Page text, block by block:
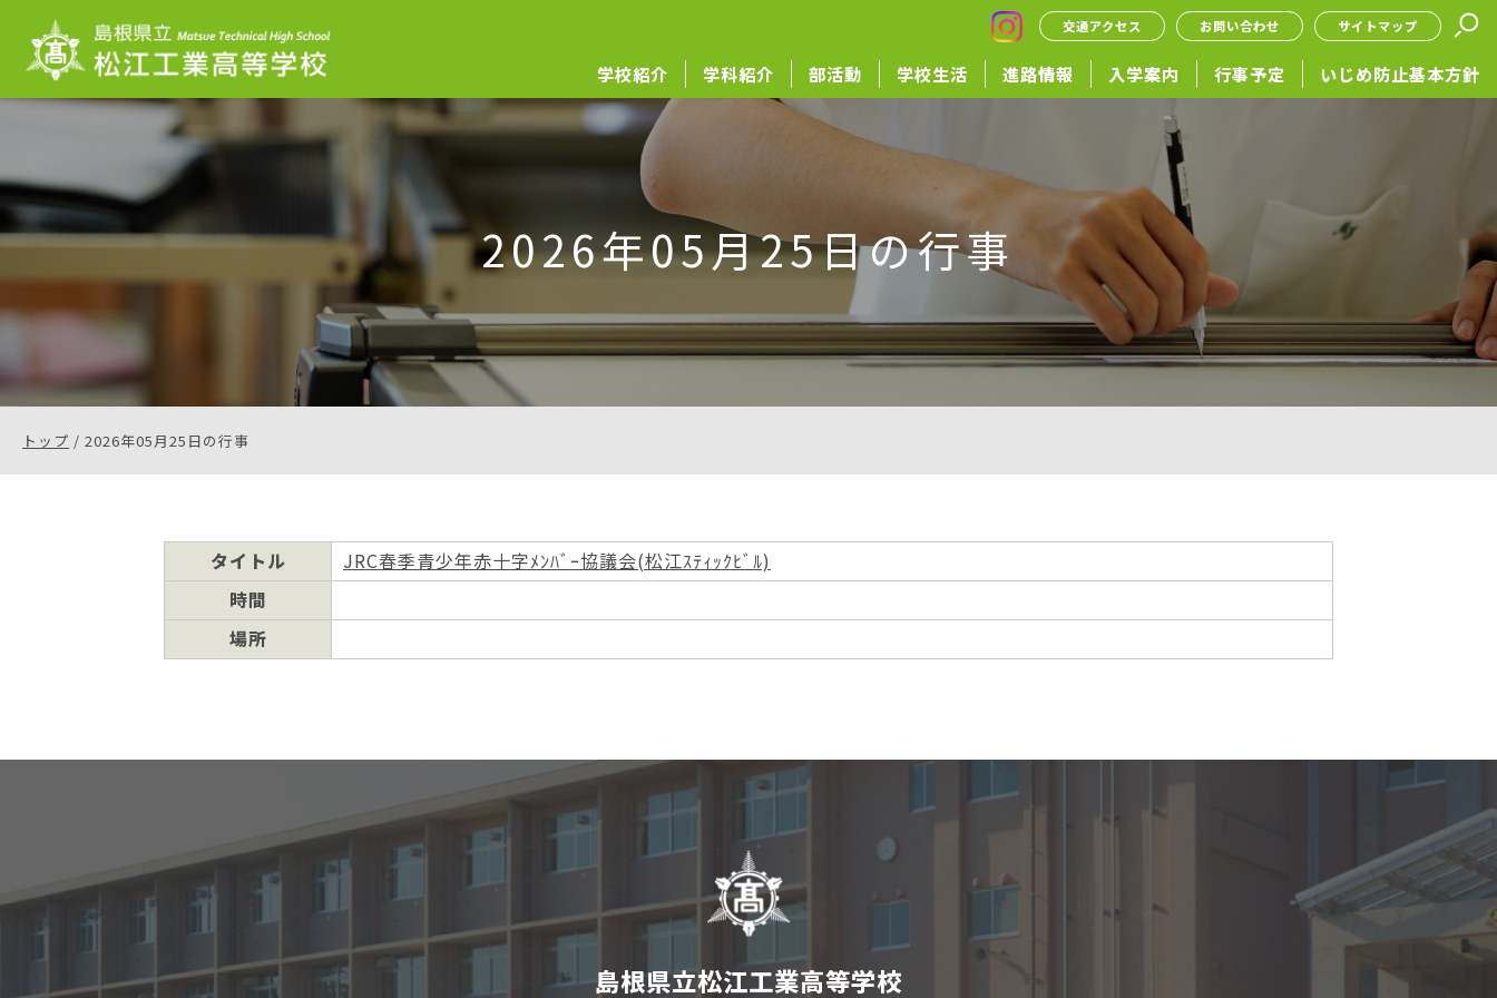
このページの本文へ 交通アクセス お問い合わせ サイトマップ
学校紹介 学科紹介 部活動 学校生活 進路情報 入学案内 行事予定 いじめ防止基本方針
2026年05月25日の行事
現
トップ / 2026年05月25日の行事
タイトル
JRC春季青少年赤十字ﾒﾝﾊﾞｰ協議会(松江ｽﾃｨｯｸﾋﾞﾙ)
時間
場所
島根県立松江工業高等学校